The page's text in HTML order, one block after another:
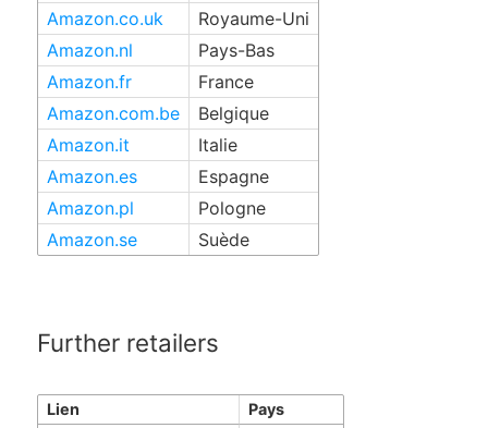
Amazon.co.uk
Royaume-Uni
Amazon.nl
Pays-Bas
Amazon.fr
France
Amazon.com.be
Belgique
Amazon.it
Italie
Amazon.es
Espagne
Amazon.pl
Pologne
Amazon.se
Suède
Further retailers
Lien Pays